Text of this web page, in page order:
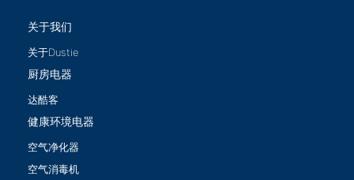
关于我们
关于Dustie
厨房电器
达酷客
健康环境电器
空气净化器
空气消毒机